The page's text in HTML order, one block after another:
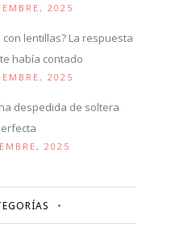
2025
lentillas? La respuesta
había contado
2025
despedida de soltera
2025